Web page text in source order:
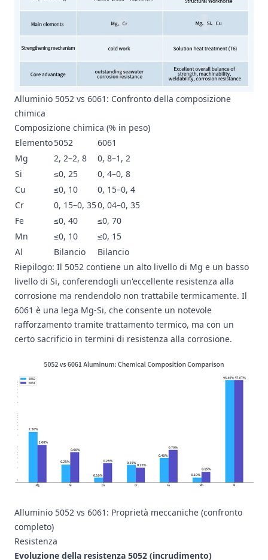
Alluminio 5052 vs 6061: Confronto della composizione
chimica
Composizione chimica (% in peso)
Elemento5052
6061
Mg
2, 2–2, 8
0, 8–1, 2
Si
≤0, 25
0, 4–0, 8
Cu
≤0, 10
0, 15–0, 4
Cr
0, 15–0, 350, 04–0, 35
Fe
≤0, 40
≤0, 70
Mn
≤0, 10
≤0, 15
Al
Bilancio
Bilancio
Riepilogo: Il 5052 contiene un alto livello di Mg e un basso
livello di Si, conferendogli un'eccellente resistenza alla
corrosione ma rendendolo non trattabile termicamente. Il
6061 è una lega Mg-Si, che consente un notevole
rafforzamento tramite trattamento termico, ma con un
certo sacrificio in termini di resistenza alla corrosione.
Alluminio 5052 vs 6061: Proprietà meccaniche (confronto
completo)
Resistenza
Evoluzione della resistenza 5052 (incrudimento)